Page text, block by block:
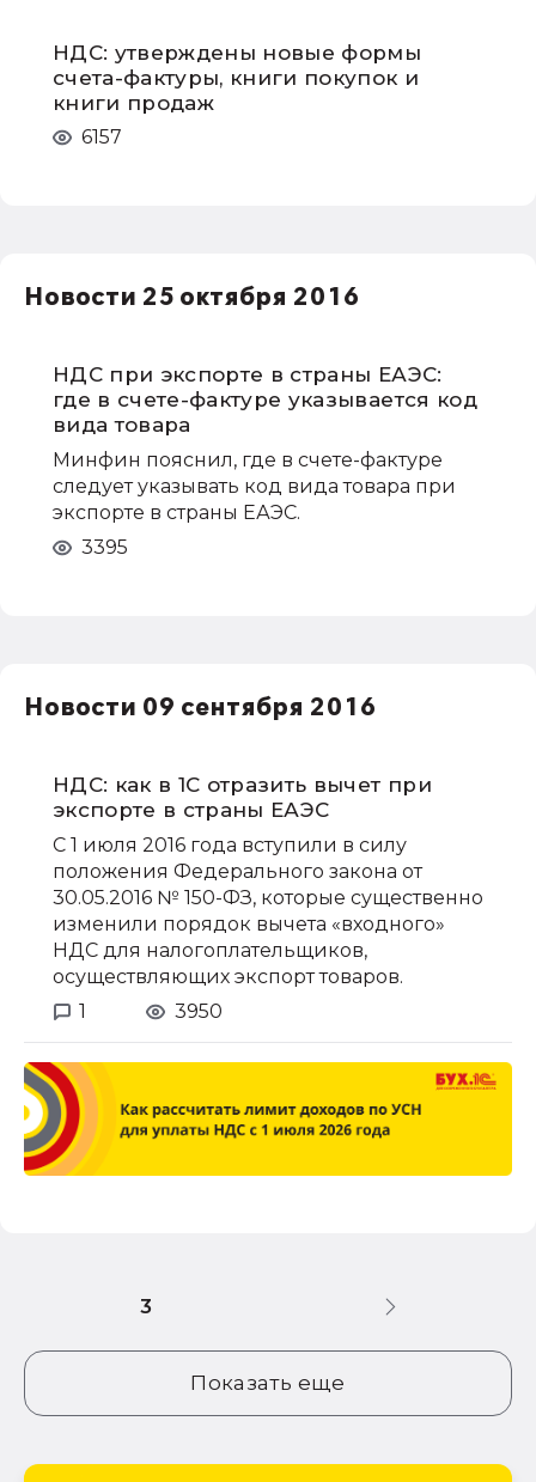
НДС: утверждены новые формы
счета-фактуры, книги покупок и
книги продаж
6157
Новости 25 октября 2016
НДС при экспорте в страны ЕАЭС:
где в счете-фактуре указывается код
вида товара
Минфин пояснил, где в счете-фактуре
следует указывать код вида товара при
экспорте в страны ЕАЭС.
3395
Новости 09 сентября 2016
НДС: как в 1С отразить вычет при
экспорте в страны ЕАЭС
С 1 июля 2016 года вступили в силу
положения Федерального закона от
30.05.2016 № 150-ФЗ, которые существенно
изменили порядок вычета «входного»
НДС для налогоплательщиков,
осуществляющих экспорт товаров.
1
3950
Показать еще
3